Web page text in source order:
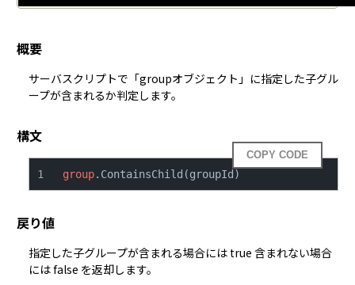
概要
サーバスクリプトで「groupオブジェクト」に指定した子グル
ープが含まれるか判定します。
構文
COPY CODE
group.ContainsChild(groupId)
戻り値
指定した子グループが含まれる場合には true 含まれない場合
には false を返却します。